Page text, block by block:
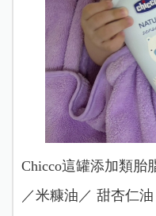
Chicco這罐添加類胎
／米糠油／ 甜杏仁